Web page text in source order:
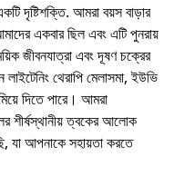
দৃষ্টিশক্তি. আমরা বয়স বাড়ার
একবার ছিল এবং এটি পুনরায়
জীবনযাত্রা এবং দূষণ চক্রের
থেরাপি মেলাসমা, ইউভি
দিতে পারে। আমরা
শীর্ষস্থানীয় ত্বকের আলোক
যা আপনাকে সহায়তা করতে